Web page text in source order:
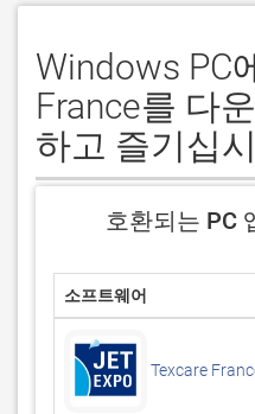
Windows PC
France를 다
하고 즐기십
호환되는 PC
소프트웨어
Texcare